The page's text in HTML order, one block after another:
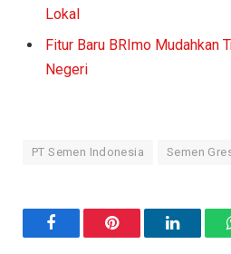
Lokal
Fitur Baru BRImo Mudahkan
Negeri
PT Semen Indonesia Semen
FacebookPinterest LinkedIn